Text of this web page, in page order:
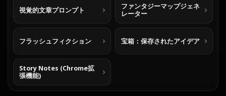
視覚的文章プロンプト
ファンタジーマップジェネ
レーター
フラッシュフィクション 宝箱：保存されたアイデア
Story Notes (Chrome拡
張機能)